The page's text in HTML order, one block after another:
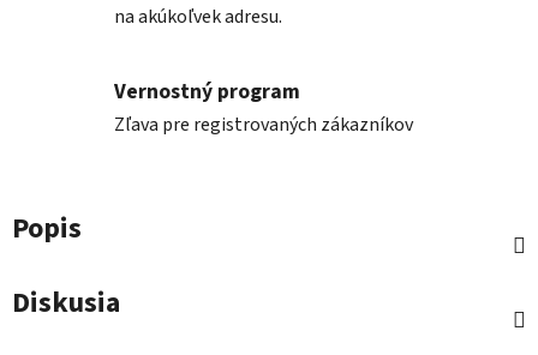
na akúkoľvek adresu.
Vernostný program
Zľava pre registrovaných zákazníkov
Popis
Diskusia